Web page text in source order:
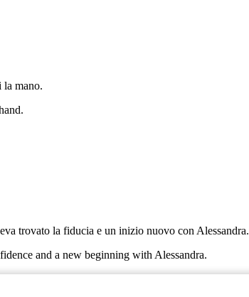
la mano.
trovato la fiducia e un inizio nuovo con Alessandra.
and a new beginning with Alessandra.